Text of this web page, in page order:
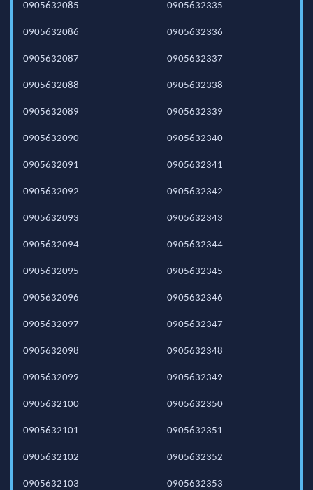
0905632085
0905632086
0905632087
0905632088
0905632089
0905632090
0905632091
0905632092
0905632093
0905632094
0905632095
0905632096
0905632097
0905632098
0905632099
0905632100
0905632101
0905632102
0905632103
0905632335
0905632336
0905632337
0905632338
0905632339
0905632340
0905632341
0905632342
0905632343
0905632344
0905632345
0905632346
0905632347
0905632348
0905632349
0905632350
0905632351
0905632352
0905632353